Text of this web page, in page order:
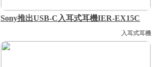
Sony推出USB-C入耳式耳機IER-EX15C
入耳式耳機